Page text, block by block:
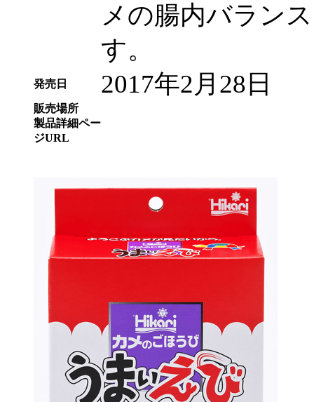
メの腸内バラン
す。
発売日 2017年2月28日
販売場所
製品詳細ペー
ジURL